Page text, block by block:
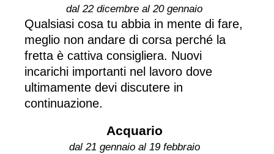
dal 22 dicembre al 20 gennaio
Qualsiasi cosa tu abbia in mente di fare,
meglio non andare di corsa perché la
fretta è cattiva consigliera. Nuovi
incarichi importanti nel lavoro dove
ultimamente devi discutere in
continuazione.
Acquario
dal 21 gennaio al 19 febbraio